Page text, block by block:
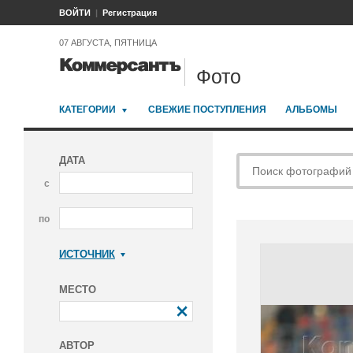
ВОЙТИ Регистрация
07 АВГУСТА, ПЯТНИЦА
Фото
КАТЕГОРИИ СВЕЖИЕ ПОСТУПЛЕНИЯ АЛЬБОМЫ
ДАТА
с
по
ИСТОЧНИК
МЕСТО
АВТОР